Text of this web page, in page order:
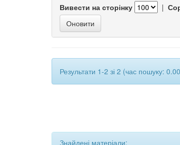
Вивести на сторінку |
Результати 1-2 зі 2 (час пошуку:
Знайдені матеріали: